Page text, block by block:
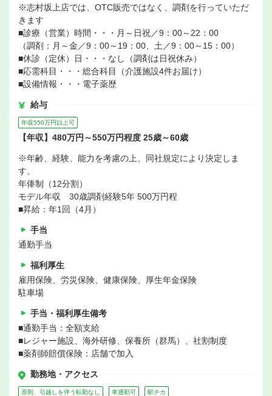
※志村坂上店では、OTC販売ではなく、調剤を行っていただ
きます
■診療（営業）時間・・・月～日祝／9：00～22：00
（調剤：月～金／9：00～19：00、土／9：00～15：00）
■休診（定休）日・・・なし（調剤は日祝休み）
■応需科目・・・総合科目（介護施設4件お届け）
■設備情報・・・電子薬歴
給与
年収550万円以上可
【年収】480万円～550万円程度 25歳～60歳
※年齢、経験、能力を考慮の上、同社規定により決定しま
す。
年俸制（12分割）
モデル年収 30歳調剤経験5年 500万円程
■昇給：年1回（4月）
手当
通勤手当
福利厚生
雇用保険、労災保険、健康保険、厚生年金保険
駐車場
手当・福利厚生備考
■通勤手当：全額支給
■レジャー施設、海外研修、保養所（群馬）、社割制度
■薬剤師賠償保険：店舗で加入
勤務地・アクセス
原則、引越しを伴う転勤なし 車通勤可 駅チカ